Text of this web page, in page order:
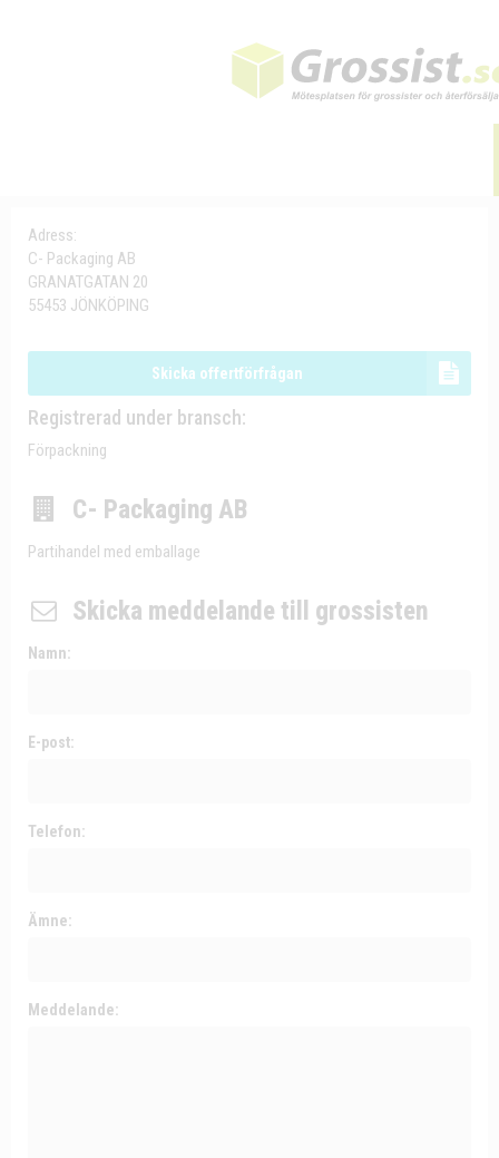
Adress:
C- Packaging AB
GRANATGATAN 20
55453 JÖNKÖPING
Skicka offertförfrågan
Registrerad under bransch:
Förpackning
C- Packaging AB
Partihandel med emballage
Skicka meddelande till grossisten
Namn:
E-post:
Telefon:
Ämne:
Meddelande: